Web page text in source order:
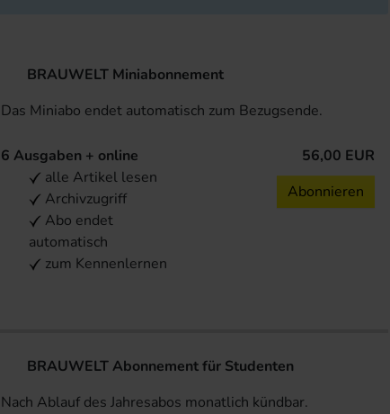
BRAUWELT Miniabonnement
Das Miniabo endet automatisch zum Bezugsende.
6 Ausgaben + online
alle Artikel lesen
Archivzugriff
Abo endet
automatisch
zum Kennenlernen
56,00 EUR
Abonnieren
BRAUWELT Abonnement für Studenten
Nach Ablauf des Jahresabos monatlich kündbar.